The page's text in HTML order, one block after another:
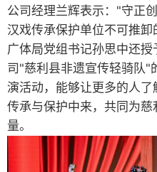
公司经理兰辉表示："守正
汉戏传承保护单位不可推
广体局党组书记孙思中还
司"慈利县非遗宣传轻骑队"
演活动，能够让更多的人
传承与保护中来，共同为
量。